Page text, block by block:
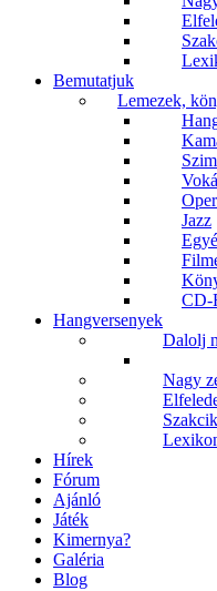
Bemutatjuk
Lemezek,
Jazz
CD-
Hangversenyek
Dalolj
Nagy
Hírek
Fórum
Ajánló
Játék
Kimernya?
Galéria
Blog